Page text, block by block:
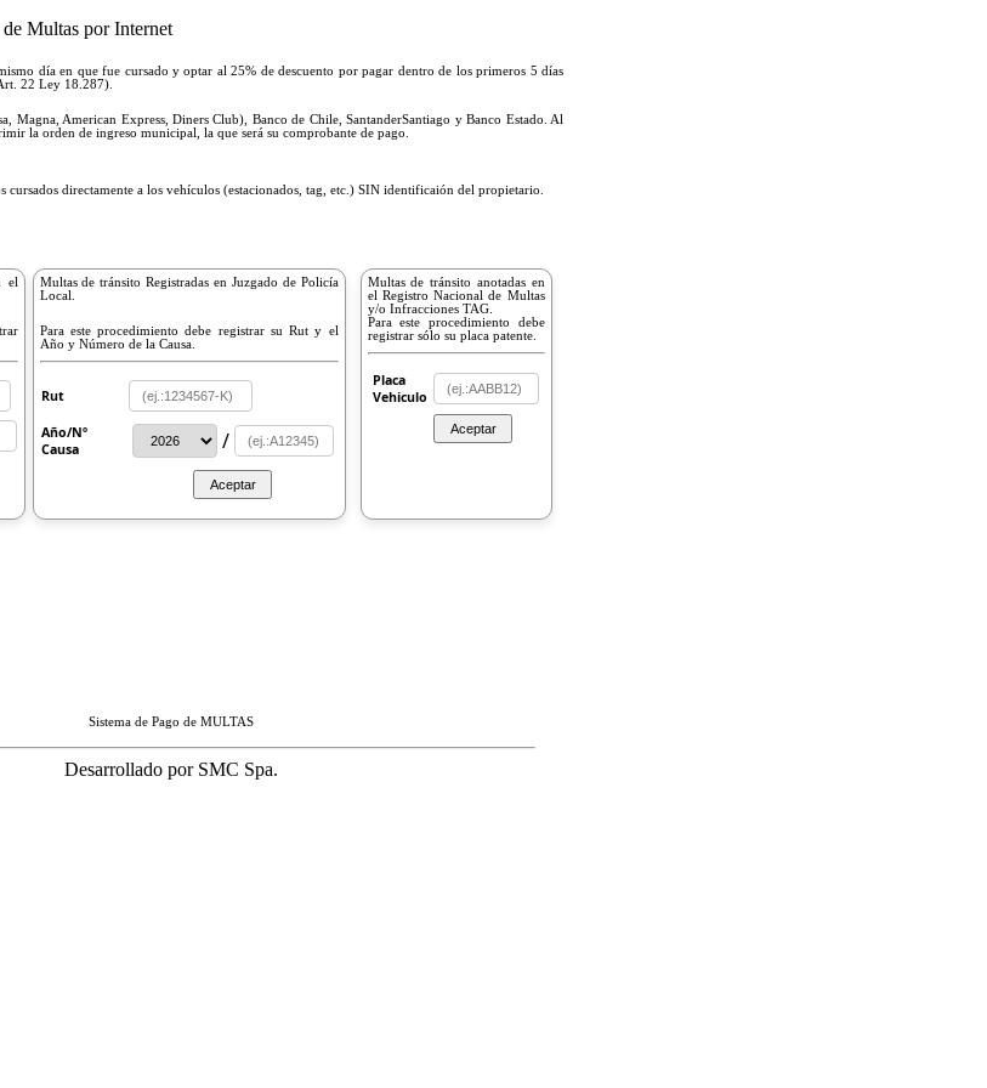
Multas por Internet
día en que fue cursado y optar al 25% de descuento por pagar dentro de los primeros 5 días
22 Ley 18.287).
Magna, American Express, Diners Club), Banco de Chile, SantanderSantiago y Banco Estado. Al
la orden de ingreso municipal, la que será su comprobante de pago.
cursados directamente a los vehículos (estacionados, tag, etc.) SIN identificaión del propietario.
el
Multas de tránsito Registradas en Juzgado de Policía
Local.
Para este procedimiento debe registrar su Rut y el
Año y Número de la Causa.
Rut
Año/Nº
Causa
/
Multas de tránsito anotadas en
el Registro Nacional de Multas
y/o Infracciones TAG.
Para este procedimiento debe
registrar sólo su placa patente.
Placa
Vehiculo
Sistema de Pago de MULTAS
Desarrollado por SMC Spa.